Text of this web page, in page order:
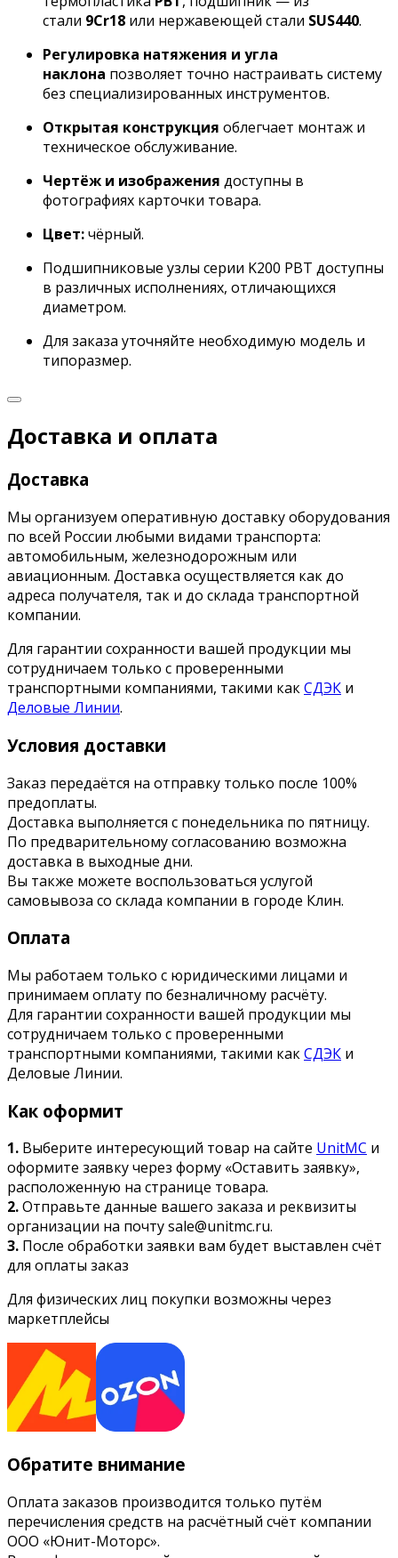
стали 9Cr18 или нержавеющей стали SUS440.
Регулировка натяжения и угла
наклона позволяет точно настраивать систему
без специализированных инструментов.
Открытая конструкция облегчает монтаж и
техническое обслуживание.
Чертёж и изображения доступны в
фотографиях карточки товара.
Цвет:чёрный.
Подшипниковые узлы серии K200 PBT доступны
в различных исполнениях, отличающихся
диаметром.
Для заказа уточняйте необходимую модель и
типоразмер.
Доставка и оплата
Доставка
Мы организуем оперативную доставку оборудования
по всей России любыми видами транспорта:
автомобильным, железнодорожным или
авиационным. Доставка осуществляется как до
адреса получателя, так и до склада транспортной
компании.
Для гарантии сохранности вашей продукции мы
сотрудничаем только с проверенными
транспортными компаниями, такими какСДЭК и
Деловые Линии.
Условия доставки
Заказ передаётся на отправку только после 100%
предоплаты.
Доставка выполняется с понедельника по пятницу.
По предварительному согласованию возможна
доставка в выходные дни.
Вы также можете воспользоваться услугой
самовывоза со склада компании в городе Клин.
Оплата
Мы работаем только с юридическими лицами и
принимаем оплату по безналичному расчёту.
Для гарантии сохранности вашей продукции мы
сотрудничаем только с проверенными
транспортными компаниями, такими какСДЭК и
Деловые Линии.
Как оформит
1. Выберите интересующий товар на сайте UnitMC и
оформите заявку через форму «Оставить заявку»,
расположенную на странице товара.
2.Отправьте данные вашего заказа и реквизиты
организации на почту sale@unitmc.ru.
3. После обработки заявки вам будет выставлен счёт
для оплаты заказ
Для физических лиц покупки возможны через
маркетплейсы
Обратите внимание
Оплата заказов производится только путём
перечисления средств на расчётный счёт компании
ООО «Юнит-Моторс».